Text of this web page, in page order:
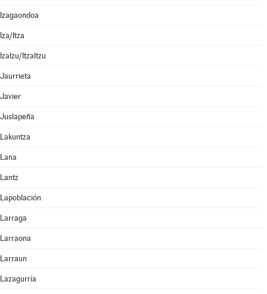
Izagaondoa
Iza/Itza
Izalzu/Itzaltzu
Jaurrieta
Javier
Juslapeña
Lakuntza
Lana
Lantz
Lapoblación
Larraga
Larraona
Larraun
Lazagurría